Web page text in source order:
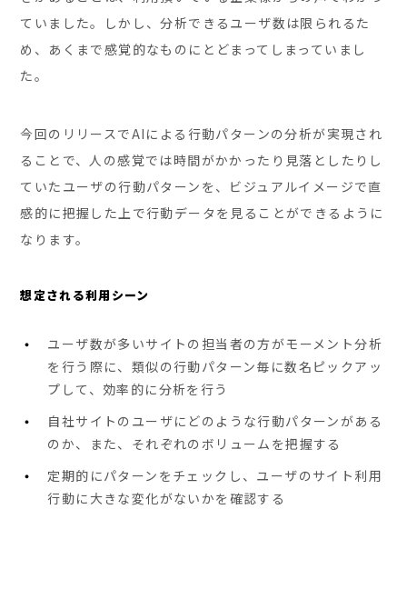
ていました。しかし、分析できるユーザ数は限られるた
め、あくまで感覚的なものにとどまってしまっていまし
た。
今回のリリースでAIによる行動パターンの分析が実現され
ることで、人の感覚では時間がかかったり見落としたりし
ていたユーザの行動パターンを、ビジュアルイメージで直
感的に把握した上で行動データを見ることができるように
なります。
想定される利用シーン
ユーザ数が多いサイトの担当者の方がモーメント分析
を行う際に、類似の行動パターン毎に数名ピックアッ
プして、効率的に分析を行う
自社サイトのユーザにどのような行動パターンがある
のか、また、それぞれのボリュームを把握する
定期的にパターンをチェックし、ユーザのサイト利用
行動に大きな変化がないかを確認する